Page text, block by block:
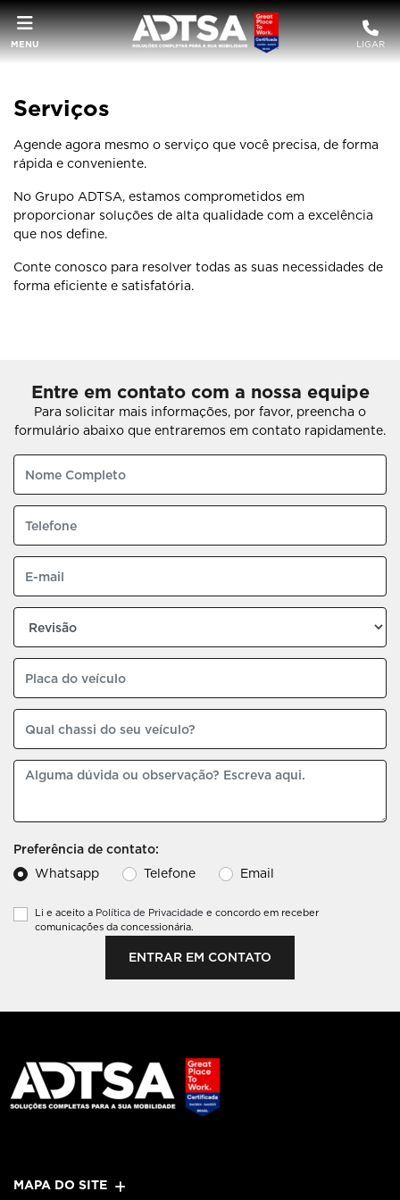
MENU LIGAR
Serviços
Agende agora mesmo o serviço que você precisa, de forma
rápida e conveniente.
No Grupo ADTSA, estamos comprometidos em
proporcionar soluções de alta qualidade com a excelência
que nos define.
Conte conosco para resolver todas as suas necessidades de
forma eficiente e satisfatória.
Entre em contato com a nossa equipe
Para solicitar mais informações, por favor, preencha o
formulário abaixo que entraremos em contato rapidamente.
Preferência de contato:
Whatsapp
Telefone Email
Li e aceito a Política de Privacidade e concordo em receber
comunicações da concessionária.
ENTRAR EM CONTATO
MAPA DO SITE